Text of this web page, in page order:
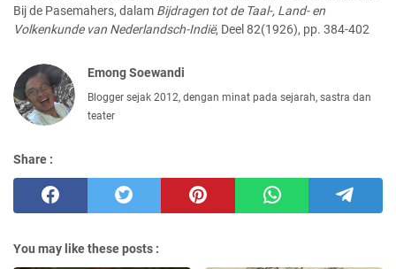
Bij de Pasemahers, dalam Bijdragen tot de Taal-, Land- en
Volkenkunde van Nederlandsch-Indië, Deel 82(1926), pp. 384-402
Emong Soewandi
Blogger sejak 2012, dengan minat pada sejarah, sastra dan
teater
Share :
You may like these posts :